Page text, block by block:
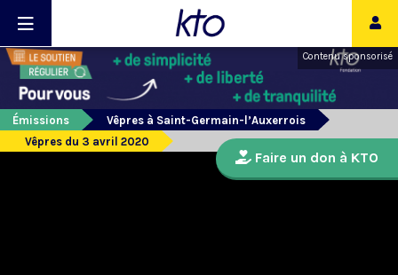
Contenu sponsorisé
Émissions
Vêpres à Saint-Germain-l’Auxerrois
Vêpres du 3 avril 2020
Faire un don à KTO